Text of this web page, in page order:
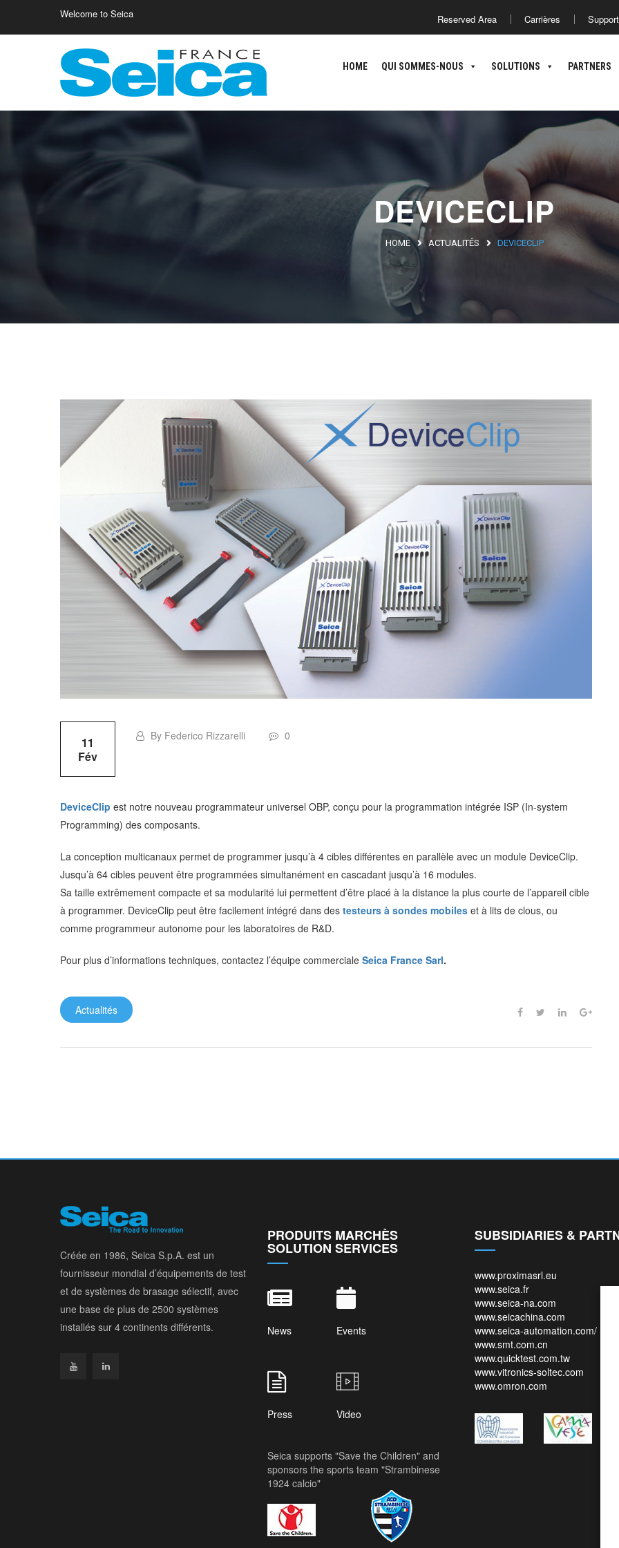
Welcome to Seica Reserved Area Carrières Support
HOME QUI SOMMES-NOUS SOLUTIONS PARTNERS
HOME QUI SOMMES-NOUS
DEVICECLIP
HOME ACTUALITÉS DEVICECLIP
11
Fév
By Federico Rizzarelli 0
DeviceClip est notre nouveau programmateur universel OBP, conçu pour la programmation intégrée ISP (In-system
Programming) des composants.
La conception multicanaux permet de programmer jusqu’à 4 cibles différentes en parallèle avec un module DeviceClip.
Jusqu’à 64 cibles peuvent être programmées simultanément en cascadant jusqu’à 16 modules.
Sa taille extrêmement compacte et sa modularité lui permettent d’être placé à la distance la plus courte de l’appareil cible
à programmer. DeviceClip peut être facilement intégré dans des testeurs à sondes mobiles et à lits de clous, ou
comme programmeur autonome pour les laboratoires de R&D.
Pour plus d’informations techniques, contactez l’équipe commerciale Seica France Sarl.
Actualités
Créée en 1986, Seica S.p.A. est un
fournisseur mondial d’équipements de test
et de systèmes de brasage sélectif, avec
une base de plus de 2500 systèmes
installés sur 4 continents différents.
PRODUITS MARCHÈS
SOLUTION SERVICES
News Events
Press Video
Seica supports "Save the Children" and
sponsors the sports team "Strambinese
1924 calcio"
SUBSIDIARIES &
www.proximasrl.eu
www.seica.fr
www.seica-na.com
www.seicachina.com
www.seica-automation.com/
www.smt.com.cn
www.quicktest.com.tw
www.vitronics-soltec.com
www.omron.com